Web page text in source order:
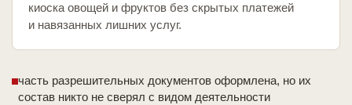
киоска овощей и фруктов без скрытых платежей
и навязанных лишних услуг.
часть разрешительных документов оформлена, но их
состав никто не сверял с видом деятельности